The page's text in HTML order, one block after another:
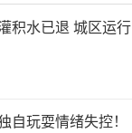
积水已退 城区运行
自玩耍情绪失控！